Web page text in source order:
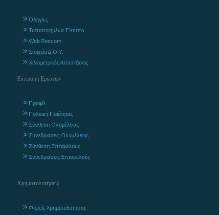
Οδηγίες
Τυποποιημένα Έντυπα
Web Rescom
Στοιχεία Δ.Ο.Υ.
Χιλιομετρικές Αποστάσεις
Επιτροπή Ερευνών
Προφίλ
Πολιτική Ποιότητας
Σύνθεση Ολομέλειας
Συνεδριάσεις Ολομέλειας
Σύνθεση Επταμελούς
Συνεδριάσεις Επταμελούς
Χρηματοδοτήσεις
Φορείς Χρηματοδότησης